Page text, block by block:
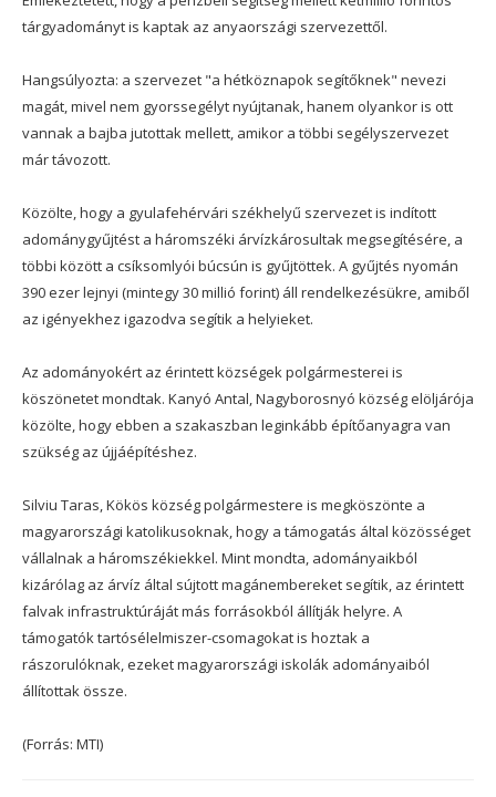
tárgyadományt is kaptak az anyaországi szervezettől.
Hangsúlyozta: a szervezet "a hétköznapok segítőknek" nevezi
magát, mivel nem gyorssegélyt nyújtanak, hanem olyankor is ott
vannak a bajba jutottak mellett, amikor a többi segélyszervezet
már távozott.
Közölte, hogy a gyulafehérvári székhelyű szervezet is indított
adománygyűjtést a háromszéki árvízkárosultak megsegítésére, a
többi között a csíksomlyói búcsún is gyűjtöttek. A gyűjtés nyomán
390 ezer lejnyi (mintegy 30 millió forint) áll rendelkezésükre, amiből
az igényekhez igazodva segítik a helyieket.
Az adományokért az érintett községek polgármesterei is
köszönetet mondtak. Kanyó Antal, Nagyborosnyó község elöljárója
közölte, hogy ebben a szakaszban leginkább építőanyagra van
szükség az újjáépítéshez.
Silviu Taras, Kökös község polgármestere is megköszönte a
magyarországi katolikusoknak, hogy a támogatás által közösséget
vállalnak a háromszékiekkel. Mint mondta, adományaikból
kizárólag az árvíz által sújtott magánembereket segítik, az érintett
falvak infrastruktúráját más forrásokból állítják helyre. A
támogatók tartósélelmiszer-csomagokat is hoztak a
rászorulóknak, ezeket magyarországi iskolák adományaiból
állítottak össze.
(Forrás: MTI)